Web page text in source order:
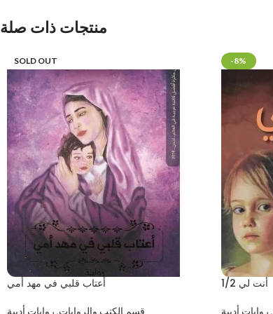
منتجات ذات صلة
SOLD OUT
أعتاب قلبي في مهد أمي
قسم الكتب والروايات, روايات أدبية
-8%
أنت لي 1/2
, روايات أدبية